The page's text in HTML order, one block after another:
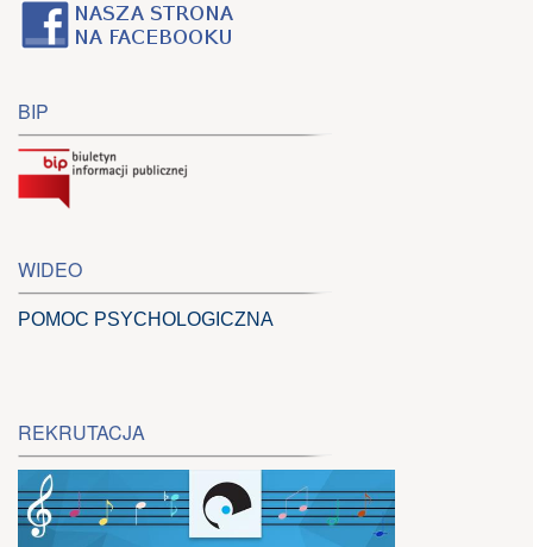
BIP
WIDEO
POMOC PSYCHOLOGICZNA
REKRUTACJA